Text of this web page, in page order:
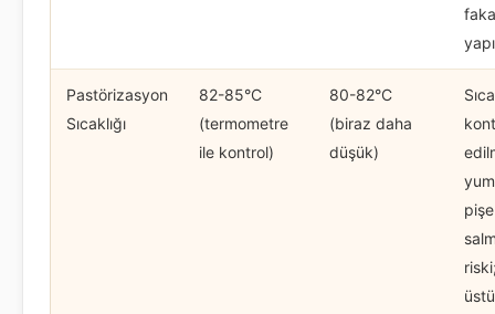
Pastörizasyon
Sıcaklığı
82-85°C
(termometre
ile kontrol)
80-82°C
(biraz daha
düşük)